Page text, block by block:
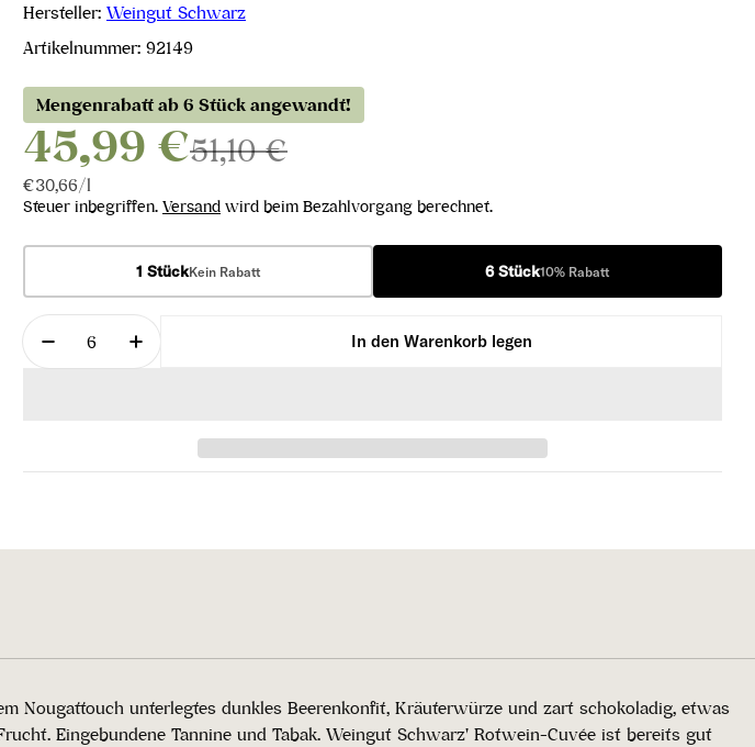
Hersteller: Weingut Schwarz
Artikelnummer: 92149
Mengenrabatt ab 6 Stück angewandt!
45,99 €51,10 €
Stückpreis
€30,66/pro
l
Steuer inbegriffen. Versand wird beim Bezahlvorgang berechnet.
1 StückKein Rabatt 6 Stück10% Rabatt
Menge
Menge für The Butcher Cuvée 2021 verringern
Menge für The Butcher Cuvée 2021 erhöhen
In den Warenkorb legen
Nougattouch unterlegtes dunkles Beerenkonfit, Kräuterwürze und zart schokoladig, etwas
Eingebundene Tannine und Tabak. Weingut Schwarz' Rotwein-Cuvée ist bereits gut